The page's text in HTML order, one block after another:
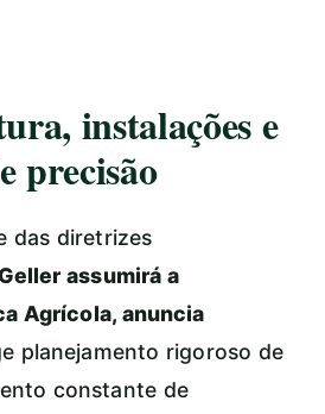
instalações e
precisão
das diretrizes
assumirá a
Agrícola, anuncia
planejamento rigoroso de
constante de